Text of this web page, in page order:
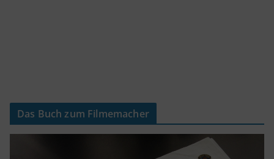
Das Buch zum Filmemacher